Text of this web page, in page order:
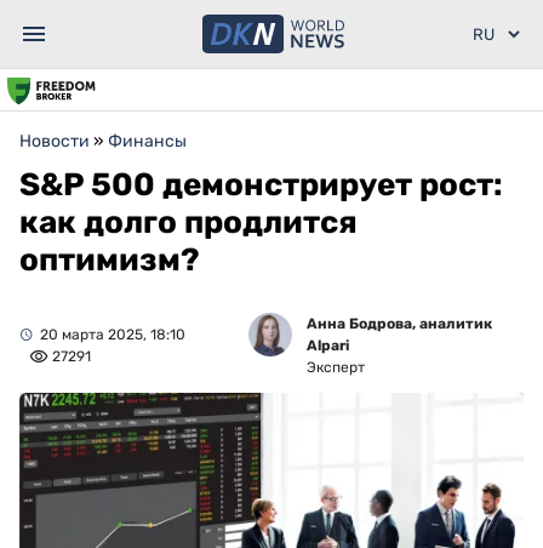
Новости » Финансы
S&P 500 демонстрирует рост:
как долго продлится
оптимизм?
20 марта 2025, 18:10
27291
Анна Бодрова, аналитик
Alpari
Эксперт